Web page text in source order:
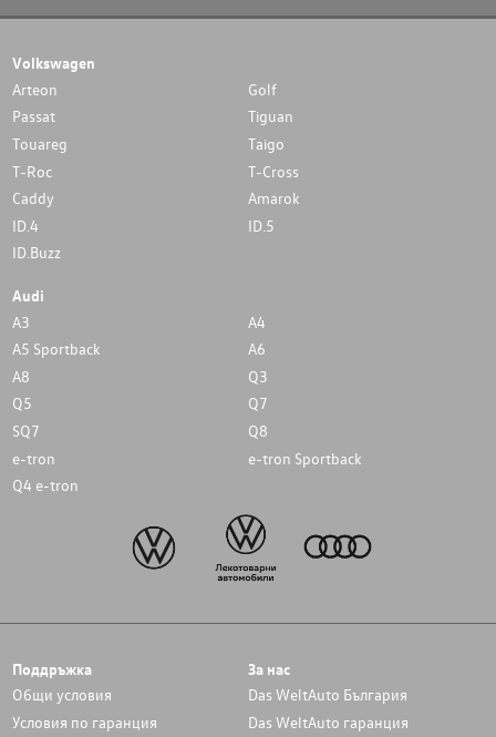
Volkswagen
Arteon
Golf
Passat
Tiguan
Touareg
Taigo
T-Roc
T-Cross
Caddy
Amarok
ID.4
ID.5
ID.Buzz
Audi
A3
A4
A5 Sportback
A6
A8
Q3
Q5
Q7
SQ7
Q8
e-tron
e-tron Sportback
Q4 e-tron
Поддръжка
Общи условия
Условия по гаранция
За нас
Das WeltAuto България
Das WeltAuto гаранция